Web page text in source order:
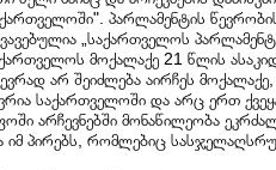
პარლამენტის
„საქართველოს
მოქალაქე 21 წლის
არ შეიძლება აირჩეს
საქართველოში და არც ერთ
არჩევნებში მონაწილეობა
იმ პირებს, რომლებიც